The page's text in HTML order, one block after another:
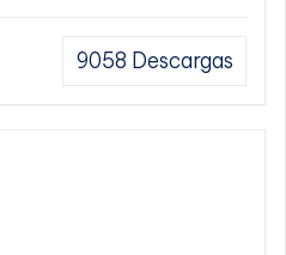
9058 Descargas